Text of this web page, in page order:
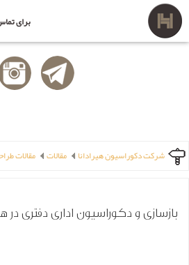
برای تماس
شرکت دکوراسیون هیرادانا مقالات مقالات
بازسازی و دکوراسیون اداری دفتری